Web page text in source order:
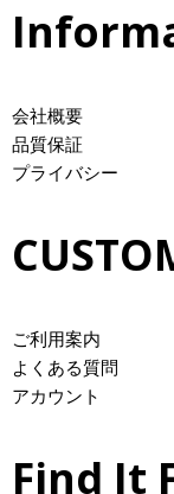
会社概要
品質保証
プライバシー
ご利用案内
よくある質問
アカウント
Find It